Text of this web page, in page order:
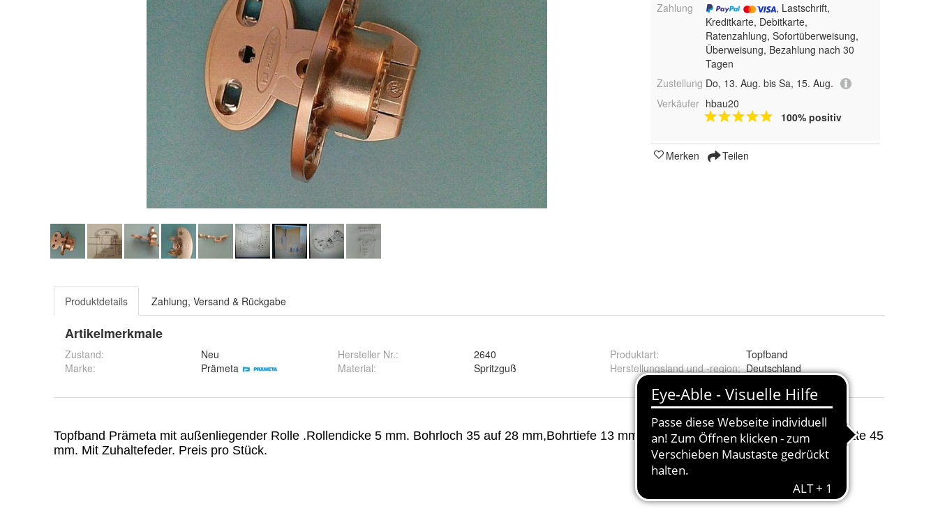
Zahlung
, Lastschrift,
Kreditkarte, Debitkarte,
Ratenzahlung, Sofortüberweisung,
Überweisung, Bezahlung nach 30
Tagen
Zustellung Do, 13. Aug. bis Sa, 15. Aug.
Verkäufer hbau20
100% positiv
Merken Teilen
Produktdetails Zahlung, Versand & Rückgabe
Artikelmerkmale
Zustand:
Neu
Marke:
Prämeta
Hersteller Nr.:
2640
Material: Spritzguß
Produktart:
Topfband
Herstellungsland und -region: Deutschland